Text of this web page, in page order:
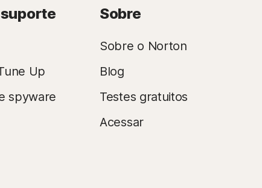
Up
spyware
Sobre
Sobre o Norton
Blog
Testes gratuitos
Acessar